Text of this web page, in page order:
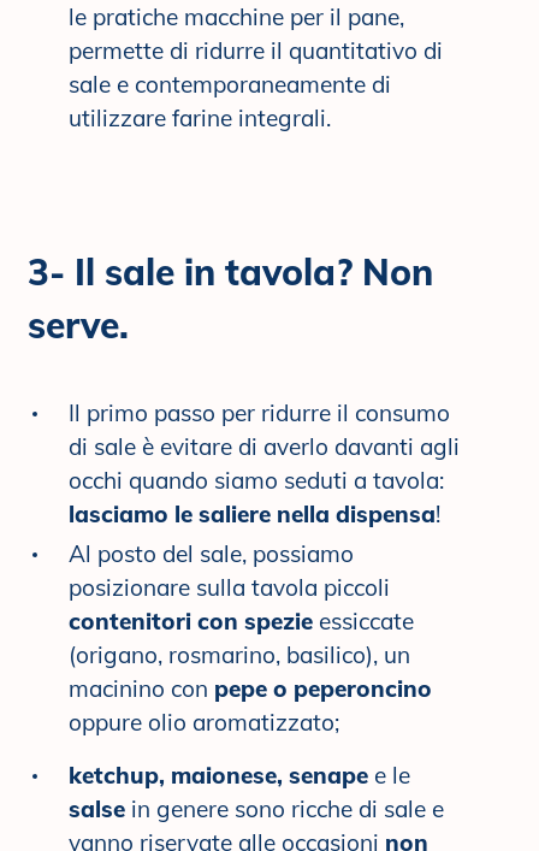
le pratiche macchine per il pane,
permette di ridurre il quantitativo di
sale e contemporaneamente di
utilizzare farine integrali.
3- Il sale in tavola? Non
serve.
Il primo passo per ridurre il consumo
di sale è evitare di averlo davanti agli
occhi quando siamo seduti a tavola:
lasciamo le saliere nella dispensa!
Al posto del sale, possiamo
posizionare sulla tavola piccoli
contenitori con spezieessiccate
(origano, rosmarino, basilico), un
macinino con pepe o peperoncino
oppure olio aromatizzato;
ketchup, maionese, senape e le
salsein genere sono ricche di sale e
vanno riservate alle occasioni non